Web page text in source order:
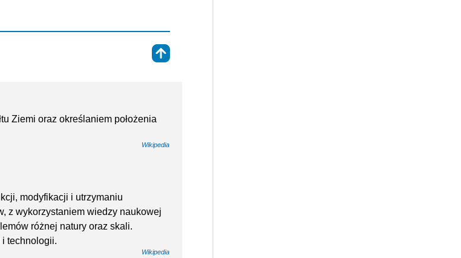
Ziemi oraz określaniem położenia
Wikipedia
modyfikacji i utrzymaniu
z wykorzystaniem wiedzy naukowej
różnej natury oraz skali.
technologii.
Wikipedia